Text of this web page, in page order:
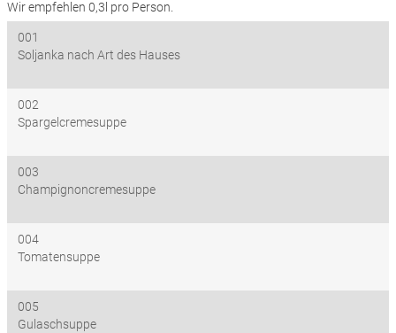
Wir empfehlen 0,3l pro Person.
001
Soljanka nach Art des Hauses
002
Spargelcremesuppe
003
Champignoncremesuppe
004
Tomatensuppe
005
Gulaschsuppe